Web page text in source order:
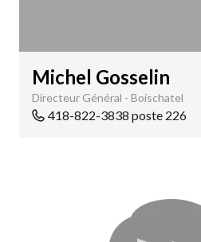
Michel Gosselin
Directeur Général - Boischatel
418-822-3838 poste 226